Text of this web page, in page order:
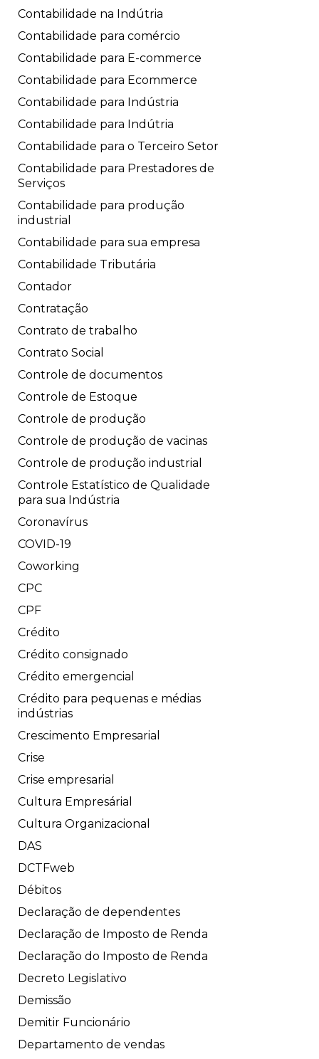
Contabilidade na Indútria
Contabilidade para comércio
Contabilidade para E-commerce
Contabilidade para Ecommerce
Contabilidade para Indústria
Contabilidade para Indútria
Contabilidade para o Terceiro Setor
Contabilidade para Prestadores de
Serviços
Contabilidade para produção
industrial
Contabilidade para sua empresa
Contabilidade Tributária
Contador
Contratação
Contrato de trabalho
Contrato Social
Controle de documentos
Controle de Estoque
Controle de produção
Controle de produção de vacinas
Controle de produção industrial
Controle Estatístico de Qualidade
para sua Indústria
Coronavírus
COVID-19
Coworking
CPC
CPF
Crédito
Crédito consignado
Crédito emergencial
Crédito para pequenas e médias
indústrias
Crescimento Empresarial
Crise
Crise empresarial
Cultura Empresárial
Cultura Organizacional
DAS
DCTFweb
Débitos
Declaração de dependentes
Declaração de Imposto de Renda
Declaração do Imposto de Renda
Decreto Legislativo
Demissão
Demitir Funcionário
Departamento de vendas